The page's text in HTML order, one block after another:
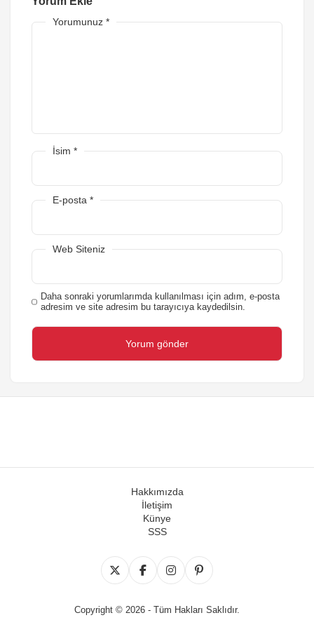
Yorumunuz *
İsim *
E-posta *
Web Siteniz
Daha sonraki yorumlarımda kullanılması için adım, e-posta
adresim ve site adresim bu tarayıcıya kaydedilsin.
Hakkımızda
İletişim
Künye
SSS
Copyright © 2026 - Tüm Hakları Saklıdır.